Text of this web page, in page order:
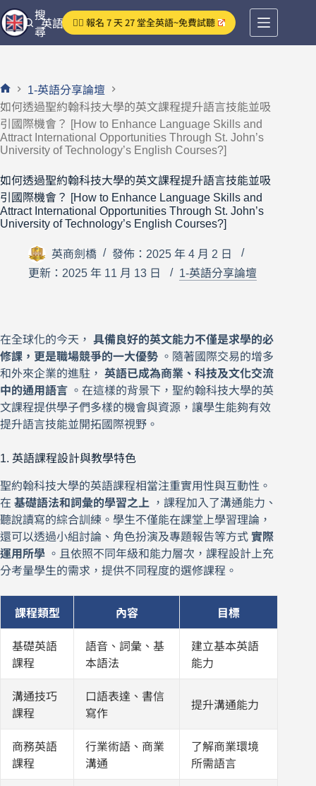
跳
至
主
容
英語分享論壇
搜
尋
👉🏻 報名 7 天 27 堂全英語~免費試聽
首
頁
1-英語分享論壇
如何透過聖約翰科技大學的英文課程提升語言技能並吸
引國際機會？ [How to Enhance Language Skills and
Attract International Opportunities Through St. John’s
University of Technology’s English Courses?]
如何透過聖約翰科技大學的英文課程提升語言技能並吸
引國際機會？ [How to Enhance Language Skills and
Attract International Opportunities Through St. John’s
University of Technology’s English Courses?]
英商劍橋
發佈：2025 年 4 月 2 日
更新：2025 年 11 月 13 日
1-英語分享論壇
在全球化的今天， 具備良好的英文能力不僅是求學的必
修課，更是職場競爭的一大優勢 。隨著國際交易的增多
和外來企業的進駐， 英語已成為商業、科技及文化交流
中的通用語言 。在這樣的背景下，聖約翰科技大學的英
文課程提供學子們多樣的機會與資源，讓學生能夠有效
提升語言技能並開拓國際視野。
1. 英語課程設計與教學特色
聖約翰科技大學的英語課程相當注重實用性與互動性。
在 基礎語法和詞彙的學習之上
，課程加入了溝通能力、
聽說讀寫的綜合訓練。學生不僅能在課堂上學習理論，
還可以透過小組討論、角色扮演及專題報告等方式 實際
運用所學 。且依照不同年級和能力層次，課程設計上充
分考量學生的需求，提供不同程度的選修課程。
課程類型 內容 目標
基礎英語
課程
語音、詞彙、基
本語法
建立基本英語
能力
溝通技巧
課程
口語表達、書信
寫作
提升溝通能力
商務英語
課程
行業術語、商業
溝通
了解商業環境
所需語言